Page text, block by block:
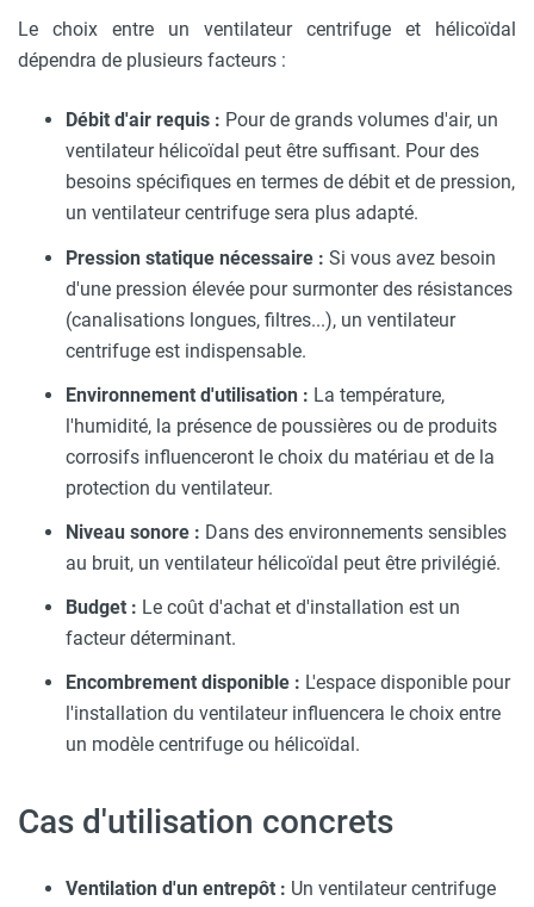
Le choix entre un ventilateur centrifuge et hélicoïdal
dépendra de plusieurs facteurs :
Débit d'air requis : Pour de grands volumes d'air, un
ventilateur hélicoïdal peut être suffisant. Pour des
besoins spécifiques en termes de débit et de pression,
un ventilateur centrifuge sera plus adapté.
Pression statique nécessaire : Si vous avez besoin
d'une pression élevée pour surmonter des résistances
(canalisations longues, filtres...), un ventilateur
centrifuge est indispensable.
Environnement d'utilisation : La température,
l'humidité, la présence de poussières ou de produits
corrosifs influenceront le choix du matériau et de la
protection du ventilateur.
Niveau sonore : Dans des environnements sensibles
au bruit, un ventilateur hélicoïdal peut être privilégié.
Budget : Le coût d'achat et d'installation est un
facteur déterminant.
Encombrement disponible : L'espace disponible pour
l'installation du ventilateur influencera le choix entre
un modèle centrifuge ou hélicoïdal.
Cas d'utilisation concrets
Ventilation d'un entrepôt : Un ventilateur centrifuge